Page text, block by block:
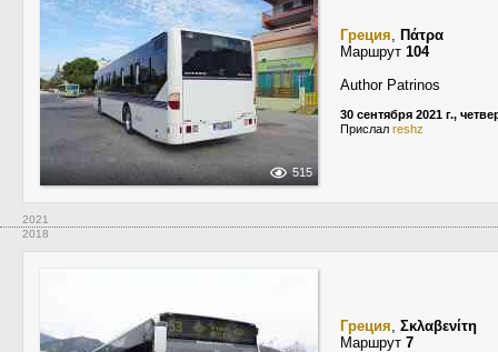
515
Греция, Πάτρα
Маршрут 104
Author Patrinos
30 сентября 2021 г.,
Прислал reshz
2021
2018
Греция, Σκλαβενίτη
Маршрут 7